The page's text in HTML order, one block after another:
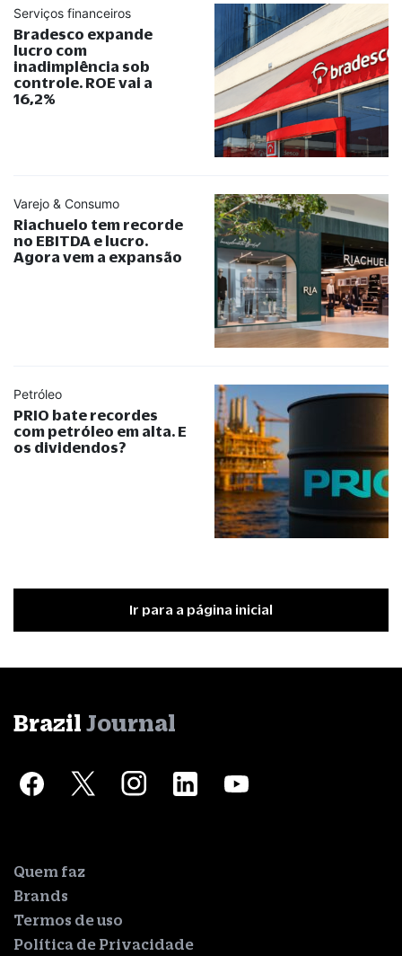
Serviços financeiros
Bradesco expande
lucro com
inadimplência sob
controle. ROE vai a
16,2%
Varejo & Consumo
Riachuelo tem recorde
no EBITDA e lucro.
Agora vem a expansão
Petróleo
PRIO bate recordes
com petróleo em alta. E
os dividendos?
Ir para a página inicial
Brazil Journal
Quem faz
Brands
Termos de uso
Política de Privacidade